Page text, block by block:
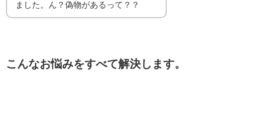
ました。ん？偽物があるって？？
こんなお悩みをすべて解決します。